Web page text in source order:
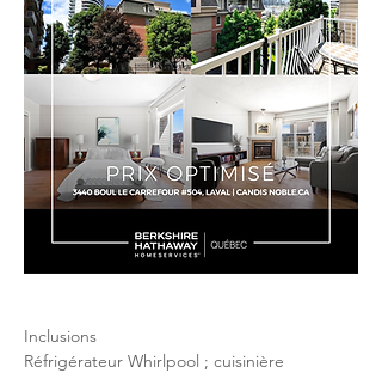
Inclusions
Réfrigérateur Whirlpool ; cuisinière